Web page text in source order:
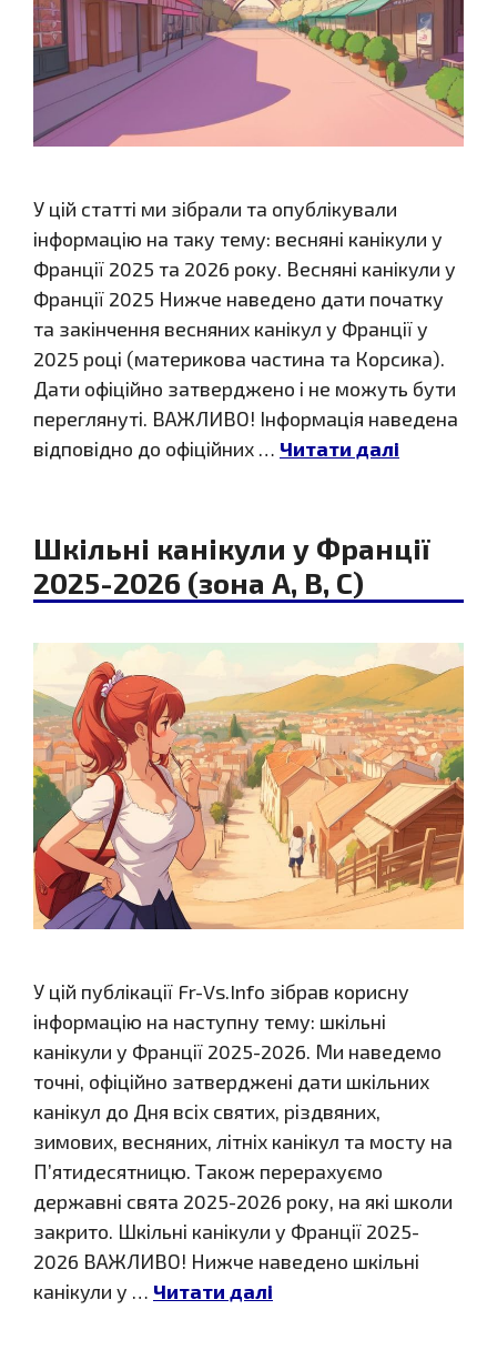
У цій статті ми зібрали та опублікували
інформацію на таку тему: весняні канікули у
Франції 2025 та 2026 року. Весняні канікули у
Франції 2025 Нижче наведено дати початку
та закінчення весняних канікул у Франції у
2025 році (материкова частина та Корсика).
Дати офіційно затверджено і не можуть бути
переглянуті. ВАЖЛИВО! Інформація наведена
відповідно до офіційних … Читати далі
Шкільні канікули у Франції
2025-2026 (зона A, B, C)
У цій публікації Fr-Vs.Info зібрав корисну
інформацію на наступну тему: шкільні
канікули у Франції 2025-2026. Ми наведемо
точні, офіційно затверджені дати шкільних
канікул до Дня всіх святих, різдвяних,
зимових, весняних, літніх канікул та мосту на
П’ятидесятницю. Також перерахуємо
державні свята 2025-2026 року, на які школи
закрито. Шкільні канікули у Франції 2025-
2026 ВАЖЛИВО! Нижче наведено шкільні
канікули у … Читати далі